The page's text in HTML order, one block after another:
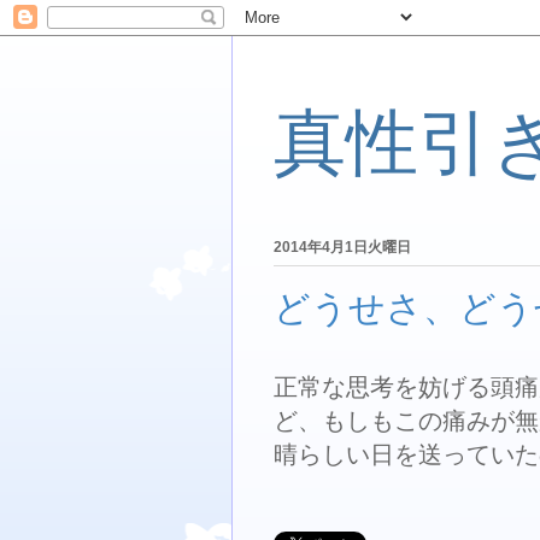
真性引
2014年4月1日火曜日
どうせさ、ど
正常な思考を妨げる頭
ど、もしもこの痛みが
晴らしい日を送ってい